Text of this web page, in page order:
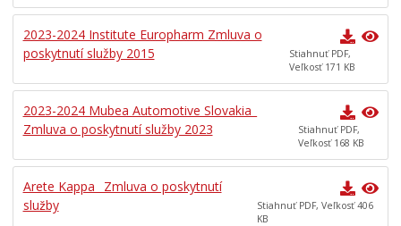
Sociálne veci
Matrika
Šport
Bývanie
Doprava
Vývoz odpadu
Civilná ochrana
2023-2024 Institute Europharm Zmluva o
poskytnutí služby 2015
Stiahnuť PDF,
Veľkosť 171 KB
2023-2024 Mubea Automotive Slovakia_
Zmluva o poskytnutí služby 2023
Stiahnuť PDF,
Veľkosť 168 KB
Arete Kappa_ Zmluva o poskytnutí
služby
Stiahnuť PDF, Veľkosť 406
KB